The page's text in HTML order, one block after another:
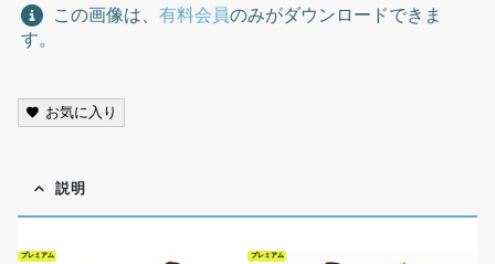
この画像は、 有料会員のみがダウンロードできま
す。
お気に入り
説明
プレミアム プレミアム